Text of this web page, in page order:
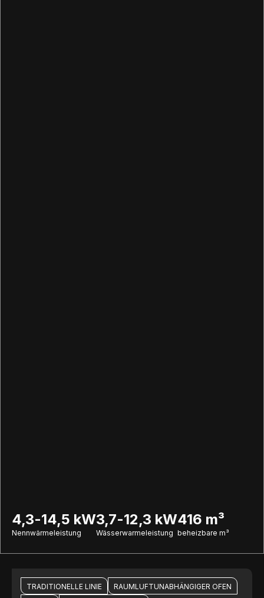
4,3-14,5 kW
Nennwärmeleistung
3,7-12,3 kW
Wässerwarmeleistung
416 m³
beheizbare m³
TRADITIONELLE LINIE
RAUMLUFTUNABHÄNGIGER OFEN